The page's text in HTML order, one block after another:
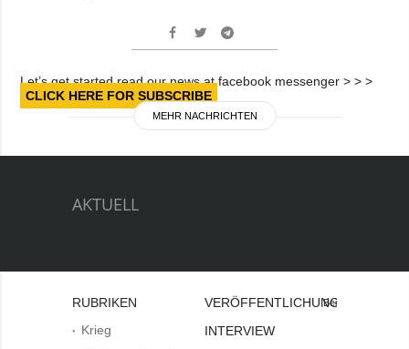
Let’s get started read our news at facebook messenger > > >
CLICK HERE FOR SUBSCRIBE
MEHR NACHRICHTEN
AKTUELL
RUBRIKEN
Krieg
VERÖFFENTLICHUNGEN
INTERVIEW
Bei